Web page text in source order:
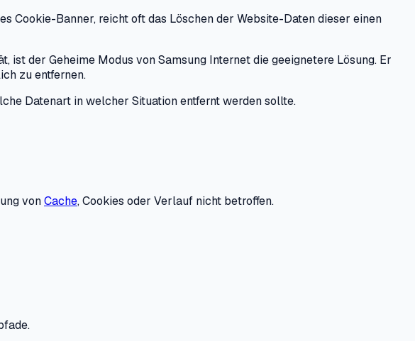
Cookie-Banner, reicht oft das Löschen der Website-Daten dieser einen
der Geheime Modus von Samsung Internet die geeignetere Lösung. Er
zu entfernen.
Datenart in welcher Situation entfernt werden sollte.
vonCache, Cookies oder Verlauf nicht betroffen.